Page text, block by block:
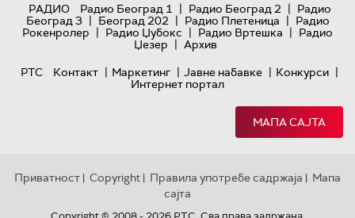
РАДИО
Радио Београд 1 | Радио Београд 2 | Радио
Београд 3 | Београд 202 | Радио Плетеница | Радио
Рокенролер | Радио Џубокс | Радио Вртешка | Радио
Џезер | Архив
РТС
Контакт | Маркетинг | Јавне набавке | Конкурси |
Интернет портал
МАПА САЈТА
Приватност | Copyright | Правила употребе садржаја | Мапа
сајта